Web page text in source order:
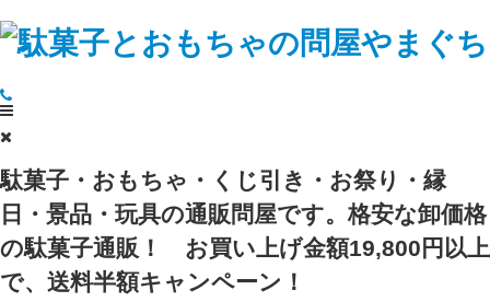
駄菓子・おもちゃ・くじ引き・お祭り・縁
日・景品・玩具の通販問屋です。格安な卸価格
の駄菓子通販！
お買い上げ金額19,800円以上
で、送料半額キャンペーン！